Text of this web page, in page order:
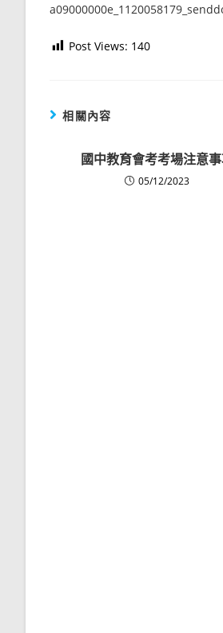
Post Views: 140
相關內容
國中教育會考考場注意
05/12/2023